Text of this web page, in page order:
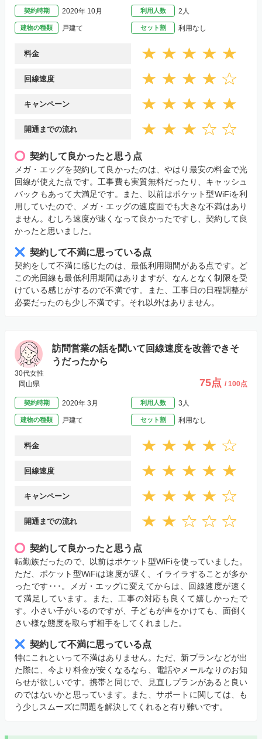
契約時期 2020年 10月 利用人数 2人
建物の種類 戸建て セット割 利用なし
料金
回線速度
キャンペーン
開通までの流れ
契約して良かったと思う点
メガ・エッグを契約して良かったのは、やはり最安の料金で光
回線が使えた点です。工事費も実質無料だったり、キャッシュ
バックもあって大満足です。また、以前はポケット型WiFiを利
用していたので、メガ・エッグの速度面でも大きな不満はあり
ません。むしろ速度が速くなって良かったですし、契約して良
かったと思いました。
契約して不満に思っている点
契約をして不満に感じたのは、最低利用期間がある点です。ど
この光回線も最低利用期間はありますが、なんとなく制限を受
けている感じがするので不満です。また、工事日の日程調整が
必要だったのも少し不満です。それ以外はありません。
訪問営業の話を聞いて回線速度を改善できそ
うだったから
30代女性
岡山県
75点 / 100点
契約時期 2020年 3月 利用人数 3人
建物の種類 戸建て セット割 利用なし
料金
回線速度
キャンペーン
開通までの流れ
契約して良かったと思う点
転勤族だったので、以前はポケット型WiFiを使っていました。
ただ、ポケット型WiFiは速度が遅く、イライラすることが多か
ったです･･･。メガ・エッグに変えてからは、回線速度が速く
て満足しています。また、工事の対応も良くて嬉しかったで
す。小さい子がいるのですが、子どもが声をかけても、面倒く
さい様な態度を取らず相手をしてくれました。
契約して不満に思っている点
特にこれといって不満はありません。ただ、新プランなどが出
た際に、今より料金が安くなるなら、電話やメールなりのお知
らせが欲しいです。携帯と同じで、見直しプランがあると良い
のではないかと思っています。また、サポートに関しては、も
う少しスムーズに問題を解決してくれると有り難いです。